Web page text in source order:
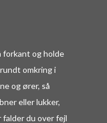
og holde
omkring i
og ører, så
eller lukker,
du over fejl